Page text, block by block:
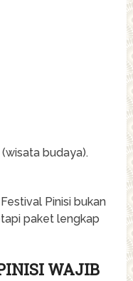
budaya).
Pinisi bukan
paket lengkap
WAJIB